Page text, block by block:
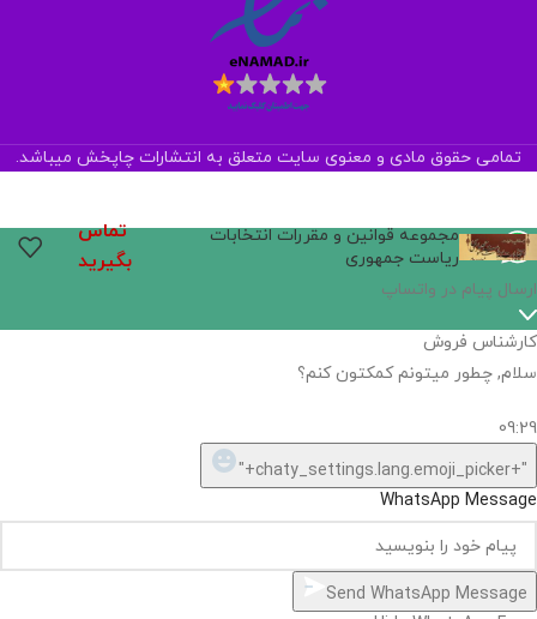
تمامی حقوق مادی و معنوی سایت متعلق به انتشارات چاپخش میباشد.
مجموعه قوانین و مقررات انتخابات
ریاست جمهوری
تماس
بگیرید
ارسال پیام در واتساپ
کارشناس فروش
سلام, چطور میتونم کمکتون کنم؟
09:29
"+chaty_settings.lang.emoji_picker+"
WhatsApp Message
Send WhatsApp Message